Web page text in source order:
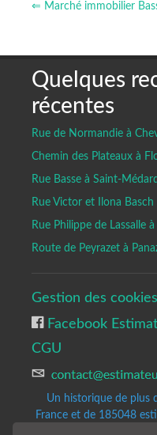
⇐ Marché immobilier
Quelques
récentes
Rue de Normandie à
Chemin des Plateaux à
Rue Basse à Saint-
Rue Victor et Ilona Basch
Rue Philippe de Lassalle à
Route de Peyrazet à
Gestion des cookies
Facebook
CGU
Un historique de plus
France et de 185048